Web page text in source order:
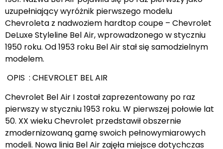
uzupełniający wyróżnik pierwszego modelu
Chevroleta z nadwoziem hardtop coupe – Chevrolet
DeLuxe Styleline Bel Air, wprowadzonego w styczniu
1950 roku. Od 1953 roku Bel Air stał się samodzielnym
modelem.
OPIS : CHEVROLET BEL AIR
Chevrolet Bel Air I został zaprezentowany po raz
pierwszy w styczniu 1953 roku. W pierwszej połowie lat
50. XX wieku Chevrolet przedstawił obszernie
zmodernizowaną gamę swoich pełnowymiarowych
modeli. Nowa linia Bel Air zajęła miejsce dotychczas